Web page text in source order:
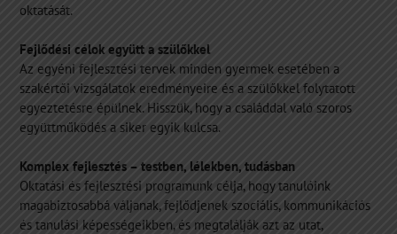
oktatását.
Fejlődési célok együtt a szülőkkel
Az egyéni fejlesztési tervek minden gyermek esetében a
szakértői vizsgálatok eredményeire és a szülőkkel folytatott
egyeztetésre épülnek. Hisszük, hogy a családdal való szoros
együttműködés a siker egyik kulcsa.
Komplex fejlesztés – testben, lélekben, tudásban
Oktatási és fejlesztési programunk célja, hogy tanulóink
magabiztosabbá váljanak, fejlődjenek szociális, kommunikációs
és tanulási képességeikben, és megtalálják azt az utat,